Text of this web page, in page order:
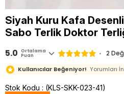
Siyah Kuru Kafa
Sabo Terlik Doktor
5.0 Ortalama
Puan 2
Kullanıcılar Beğeniyor! Yorumları
Stok Kodu (KLS-SKK-023-41)